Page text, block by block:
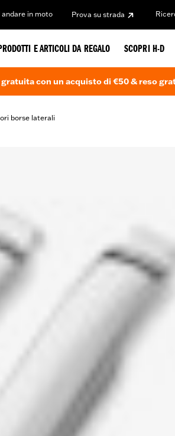
andare in moto Prova su strada
E ARTICOLI DA REGALO SCOPRI H-D
con un acquisto di €50 & reso
borse laterali